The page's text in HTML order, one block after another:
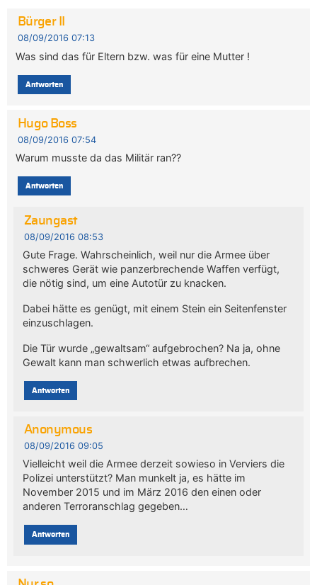
Bürger II
08/09/2016 07:13
Was sind das für Eltern bzw. was für eine Mutter !
Antworten
Hugo Boss
08/09/2016 07:54
Warum musste da das Militär ran??
Antworten
Zaungast
08/09/2016 08:53
Gute Frage. Wahrscheinlich, weil nur die Armee über
schweres Gerät wie panzerbrechende Waffen verfügt,
die nötig sind, um eine Autotür zu knacken.
Dabei hätte es genügt, mit einem Stein ein Seitenfenster
einzuschlagen.
Die Tür wurde „gewaltsam“ aufgebrochen? Na ja, ohne
Gewalt kann man schwerlich etwas aufbrechen.
Antworten
Anonymous
08/09/2016 09:05
Vielleicht weil die Armee derzeit sowieso in Verviers die
Polizei unterstützt? Man munkelt ja, es hätte im
November 2015 und im März 2016 den einen oder
anderen Terroranschlag gegeben…
Antworten